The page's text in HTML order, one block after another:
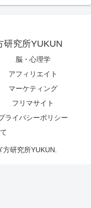
研究所YUKUN
脳・心理学
アフィリエイト
マーケティング
フリマサイト
ライバシーポリシー
研究所YUKUN.